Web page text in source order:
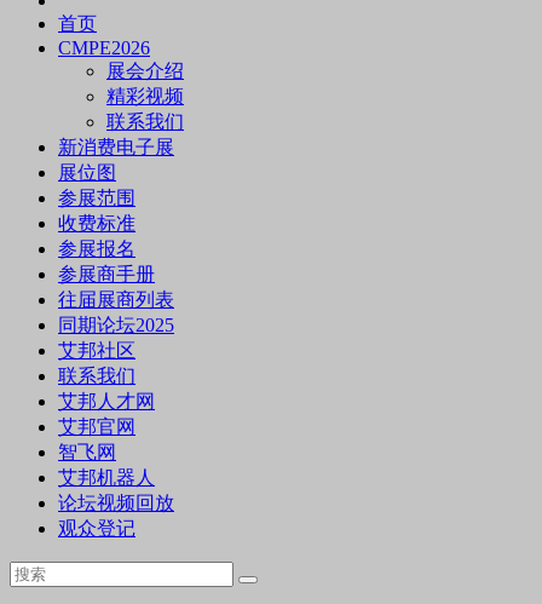
首页
CMPE2026
展会介绍
精彩视频
联系我们
新消费电子展
展位图
参展范围
收费标准
参展报名
参展商手册
往届展商列表
同期论坛2025
艾邦社区
联系我们
艾邦人才网
艾邦官网
智飞网
艾邦机器人
论坛视频回放
观众登记